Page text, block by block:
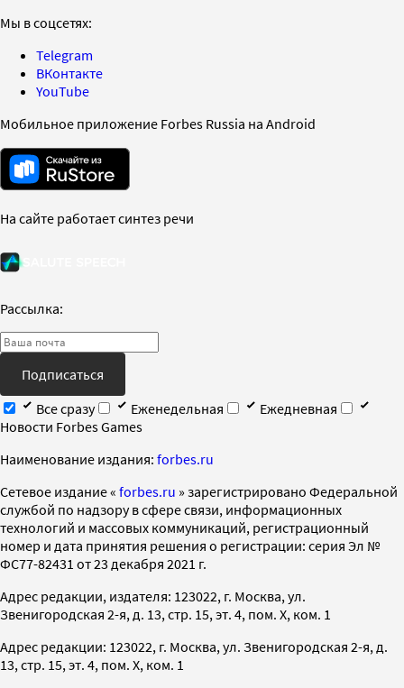
Мы в соцсетях:
Telegram
ВКонтакте
YouTube
Мобильное приложение Forbes Russia на Android
На сайте работает синтез речи
Рассылка:
Подписаться
Все сразу
Еженедельная
Ежедневная
Новости Forbes Games
Наименование издания: forbes.ru
Cетевое издание « forbes.ru » зарегистрировано Федеральной
службой по надзору в сфере связи, информационных
технологий и массовых коммуникаций, регистрационный
номер и дата принятия решения о регистрации: серия Эл №
ФС77-82431 от 23 декабря 2021 г.
Адрес редакции, издателя: 123022, г. Москва, ул.
Звенигородская 2-я, д. 13, стр. 15, эт. 4, пом. X, ком. 1
Адрес редакции: 123022, г. Москва, ул. Звенигородская 2-я, д.
13, стр. 15, эт. 4, пом. X, ком. 1